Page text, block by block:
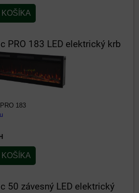
KOŠÍKA
PRO 183 LED elektrický krb
183
KOŠÍKA
50 závesný LED elektrický